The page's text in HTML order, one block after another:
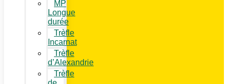
MP
Longue
durée
Trèfle
Incarnat
Trèfle
d’Alexandrie
Trèfle